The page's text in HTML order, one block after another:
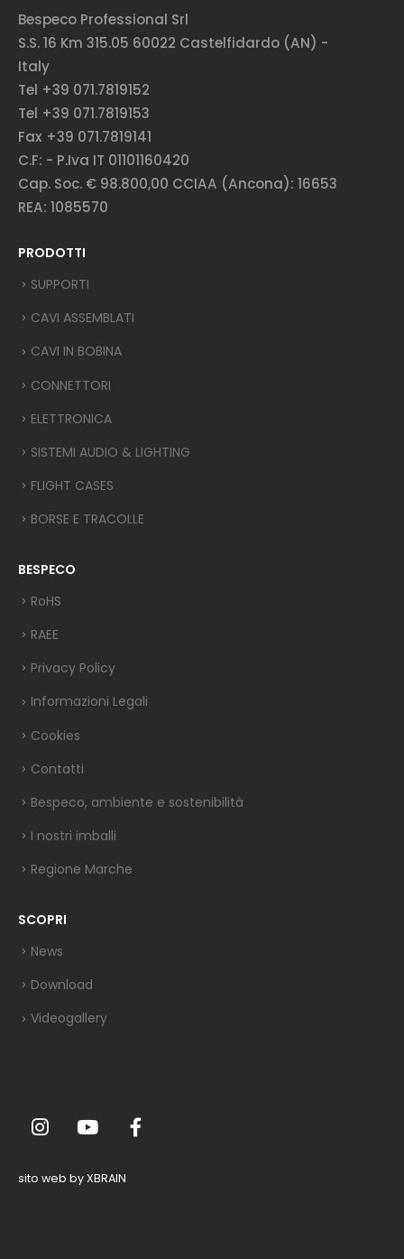
Bespeco Professional Srl
S.S. 16 Km 315.05 60022 Castelfidardo (AN) -
Italy
Tel +39 071.7819152
Tel +39 071.7819153
Fax +39 071.7819141
C.F: - P.Iva IT 01101160420
Cap. Soc. € 98.800,00 CCIAA (Ancona): 16653
REA: 1085570
PRODOTTI
SUPPORTI
CAVI ASSEMBLATI
CAVI IN BOBINA
CONNETTORI
ELETTRONICA
SISTEMI AUDIO & LIGHTING
FLIGHT CASES
BORSE E TRACOLLE
BESPECO
RoHS
RAEE
Privacy Policy
Informazioni Legali
Cookies
Contatti
Bespeco, ambiente e sostenibilità
I nostri imballi
Regione Marche
SCOPRI
News
Download
Videogallery
sito web by XBRAIN